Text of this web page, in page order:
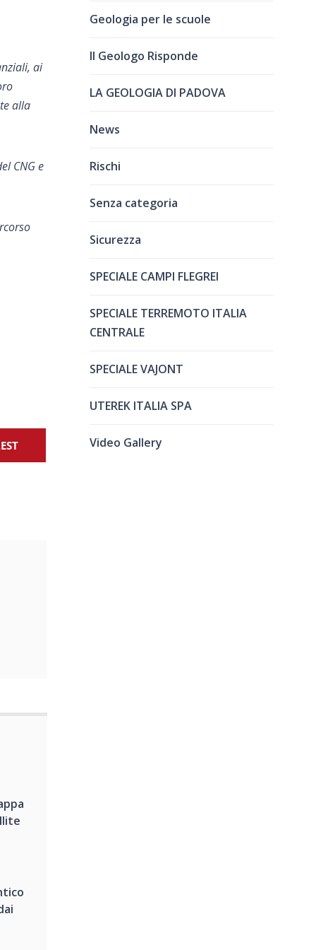
ai
alla
CNG e
Geologia per le scuole
Il Geologo Risponde
LA GEOLOGIA DI PADOVA
News
Rischi
Senza categoria
Sicurezza
SPECIALE CAMPI FLEGREI
SPECIALE TERREMOTO ITALIA
CENTRALE
SPECIALE VAJONT
UTEREK ITALIA SPA
Video Gallery